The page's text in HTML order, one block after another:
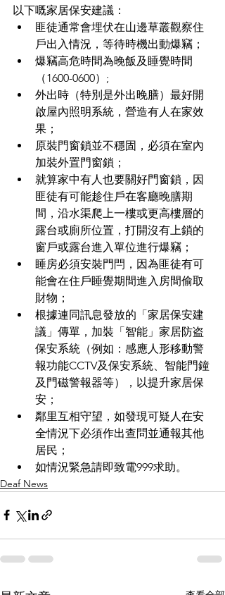
以下嘅家居保安建議：
匪徒通常會埋伏在山邊草叢觀察住
戶出入情況，等待時機出動爆竊；
爆竊高危時間為晚飯及睡覺時間
（1600-0600）;
外出時（特別是外出晚膳）最好開
啟屋內照明系統，營造有人在家效
果；
原裝門窗鎖並不穩固，必須在室內
加裝外置門窗鎖；
就算家中有人也要關好門窗鎖，因
匪徒有可能趁住戶在客廳晚膳期
間，沿水渠爬上一樓或更高樓層的
露台或廁所位置，打開沒有上鎖的
窗戶或露台進入單位進行爆竊；
睡房必須安裝門閂，因為匪徒有可
能會在住戶睡覺期間進入房間偷取
財物；
根據連同訊息發放的「家居保安建
議」傳單，加裝「智能」家居防盗
保安系統（例如：感應人形移動警
報功能CCTV及保安系統、智能門鐘
及門磁警報器等），以提升家居保
安；
鄰里互相守望，如發現可疑人在安
全情況下必須作出查問並通報其他
居民；
如情況緊急請即致電999求助。
Deaf News